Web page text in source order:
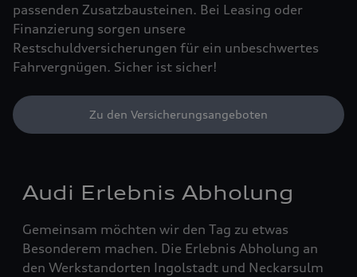
passenden Zusatzbausteinen. Bei Leasing oder
Finanzierung sorgen unsere
Restschuldversicherungen für ein unbeschwertes
Fahrvergnügen. Sicher ist sicher!
Zu den Versicherungsangeboten
Audi Erlebnis Abholung
Gemeinsam möchten wir den Tag zu etwas
Besonderem machen. Die Erlebnis Abholung an
den Werkstandorten Ingolstadt und Neckarsulm